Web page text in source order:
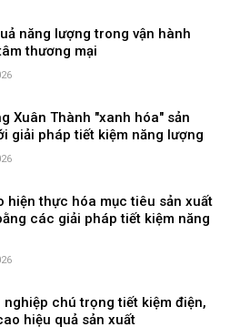
năng lượng trong vận hành
thương mại
Xuân Thành "xanh hóa" sản
giải pháp tiết kiệm năng lượng
hiện thực hóa mục tiêu sản xuất
các giải pháp tiết kiệm năng
nghiệp chú trọng tiết kiệm điện,
hiệu quả sản xuất